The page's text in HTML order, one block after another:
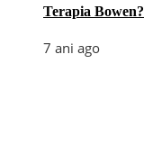
Terapia Bowen?
7 ani ago